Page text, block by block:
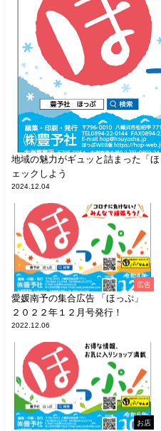
地域の魅力がギュッと詰まった「
ェックしよう
2024.12.04
広告
愛媛南予の集合広告 「ほっぷ」
２０２２年１２月号発行！
2022.12.06
お店